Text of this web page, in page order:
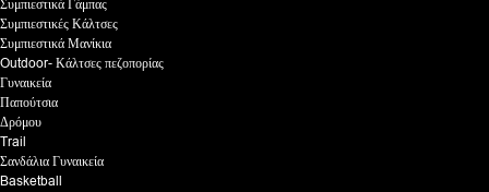
Συμπιεστικά Γάμπας
Συμπιεστικές Κάλτσες
Συμπιεστικά Μανίκια
Outdoor- Κάλτσες πεζοπορίας
Γυναικεία
Παπούτσια
Δρόμου
Trail
Σανδάλια Γυναικεία
Basketball